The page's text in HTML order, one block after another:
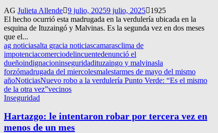
AG Julieta Allende 9 julio, 20259 julio, 2025
1925
El hecho ocurrió esta madrugada en la verdulería ubicada en la
esquina de Ituzaingó y Malvinas. Es la segunda vez en dos meses
que el...
ag noticiasalta gracia noticiascamarasclima de
impotenciacomerciodelincuentedenunció el
dueñoindignacioninseguridadituzaingo y malvinasla
forzómadrugada del miercolesmalestarmes de mayo del mismo
añoNoticiasNuevo robo a la verdulería Punto Verde: “Es el mismo
de la otra vez”vecinos
Inseguridad
Hartazgo: le intentaron robar por tercera vez en
menos de un mes